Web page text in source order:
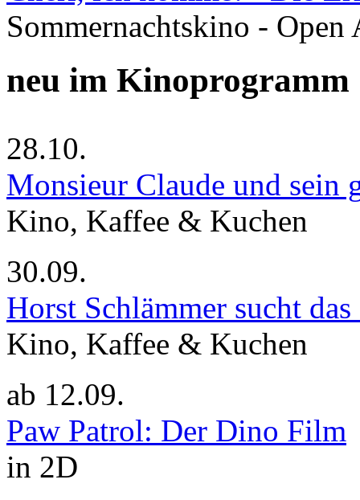
Sommernachtskino - Open
neu im Kinoprogramm
28.10.
Monsieur Claude und sein
Kino, Kaffee & Kuchen
30.09.
Horst Schlämmer sucht
Kino, Kaffee & Kuchen
ab 12.09.
Paw Patrol: Der Dino Film
in 2D